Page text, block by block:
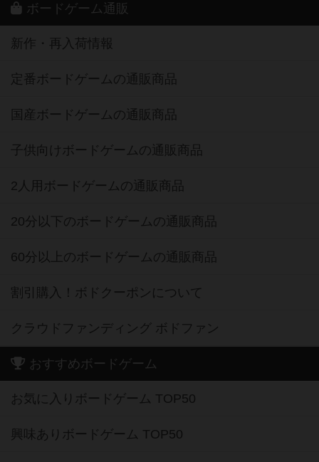
ボードゲーム通販
新作・再入荷情報
定番ボードゲームの通販商品
国産ボードゲームの通販商品
子供向けボードゲームの通販商品
2人用ボードゲームの通販商品
20分以下のボードゲームの通販商品
60分以上のボードゲームの通販商品
割引購入！ボドクーポンについて
クラウドファンディング ボドファン
おすすめボードゲーム
お気に入りボードゲーム TOP50
興味ありボードゲーム TOP50